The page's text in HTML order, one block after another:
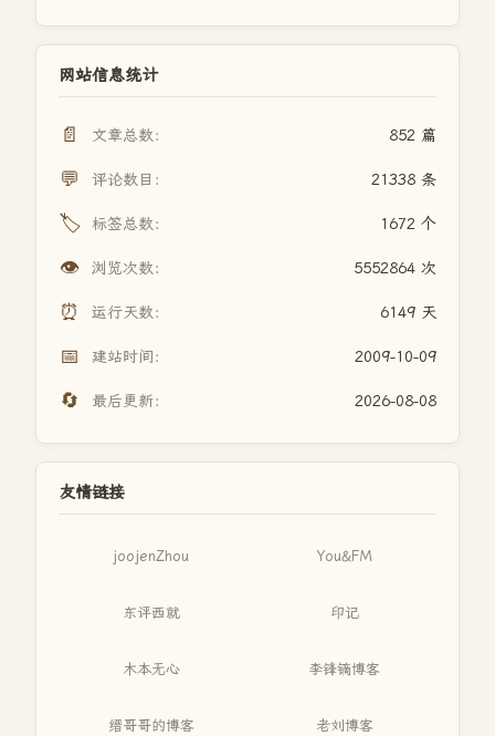
网站信息统计
📄 文章总数： 852 篇
💬 评论数目： 21338 条
🏷️ 标签总数： 1672 个
👁️ 浏览次数： 5552864 次
⏰ 运行天数： 6149 天
📅 建站时间： 2009-10-09
🔄 最后更新： 2026-08-08
友情链接
joojenZhou You&FM
东评西就 印记
木本无心 李锋镝博客
缙哥哥的博客 老刘博客